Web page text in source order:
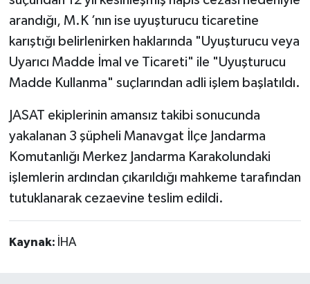
arandığı, M.K ’nın ise uyuşturucu ticaretine
karıştığı belirlenirken haklarında "Uyuşturucu veya
Uyarıcı Madde İmal ve Ticareti" ile "Uyuşturucu
Madde Kullanma" suçlarından adli işlem başlatıldı.
JASAT ekiplerinin amansız takibi sonucunda
yakalanan 3 şüpheli Manavgat İlçe Jandarma
Komutanlığı Merkez Jandarma Karakolundaki
işlemlerin ardından çıkarıldığı mahkeme tarafından
tutuklanarak cezaevine teslim edildi.
Kaynak: İHA